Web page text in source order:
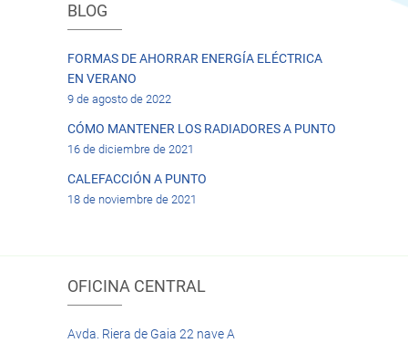
BLOG
FORMAS DE AHORRAR ENERGÍA ELÉCTRICA
EN VERANO
9 de agosto de 2022
CÓMO MANTENER LOS RADIADORES A PUNTO
16 de diciembre de 2021
CALEFACCIÓN A PUNTO
18 de noviembre de 2021
OFICINA CENTRAL
Avda. Riera de Gaia 22 nave A